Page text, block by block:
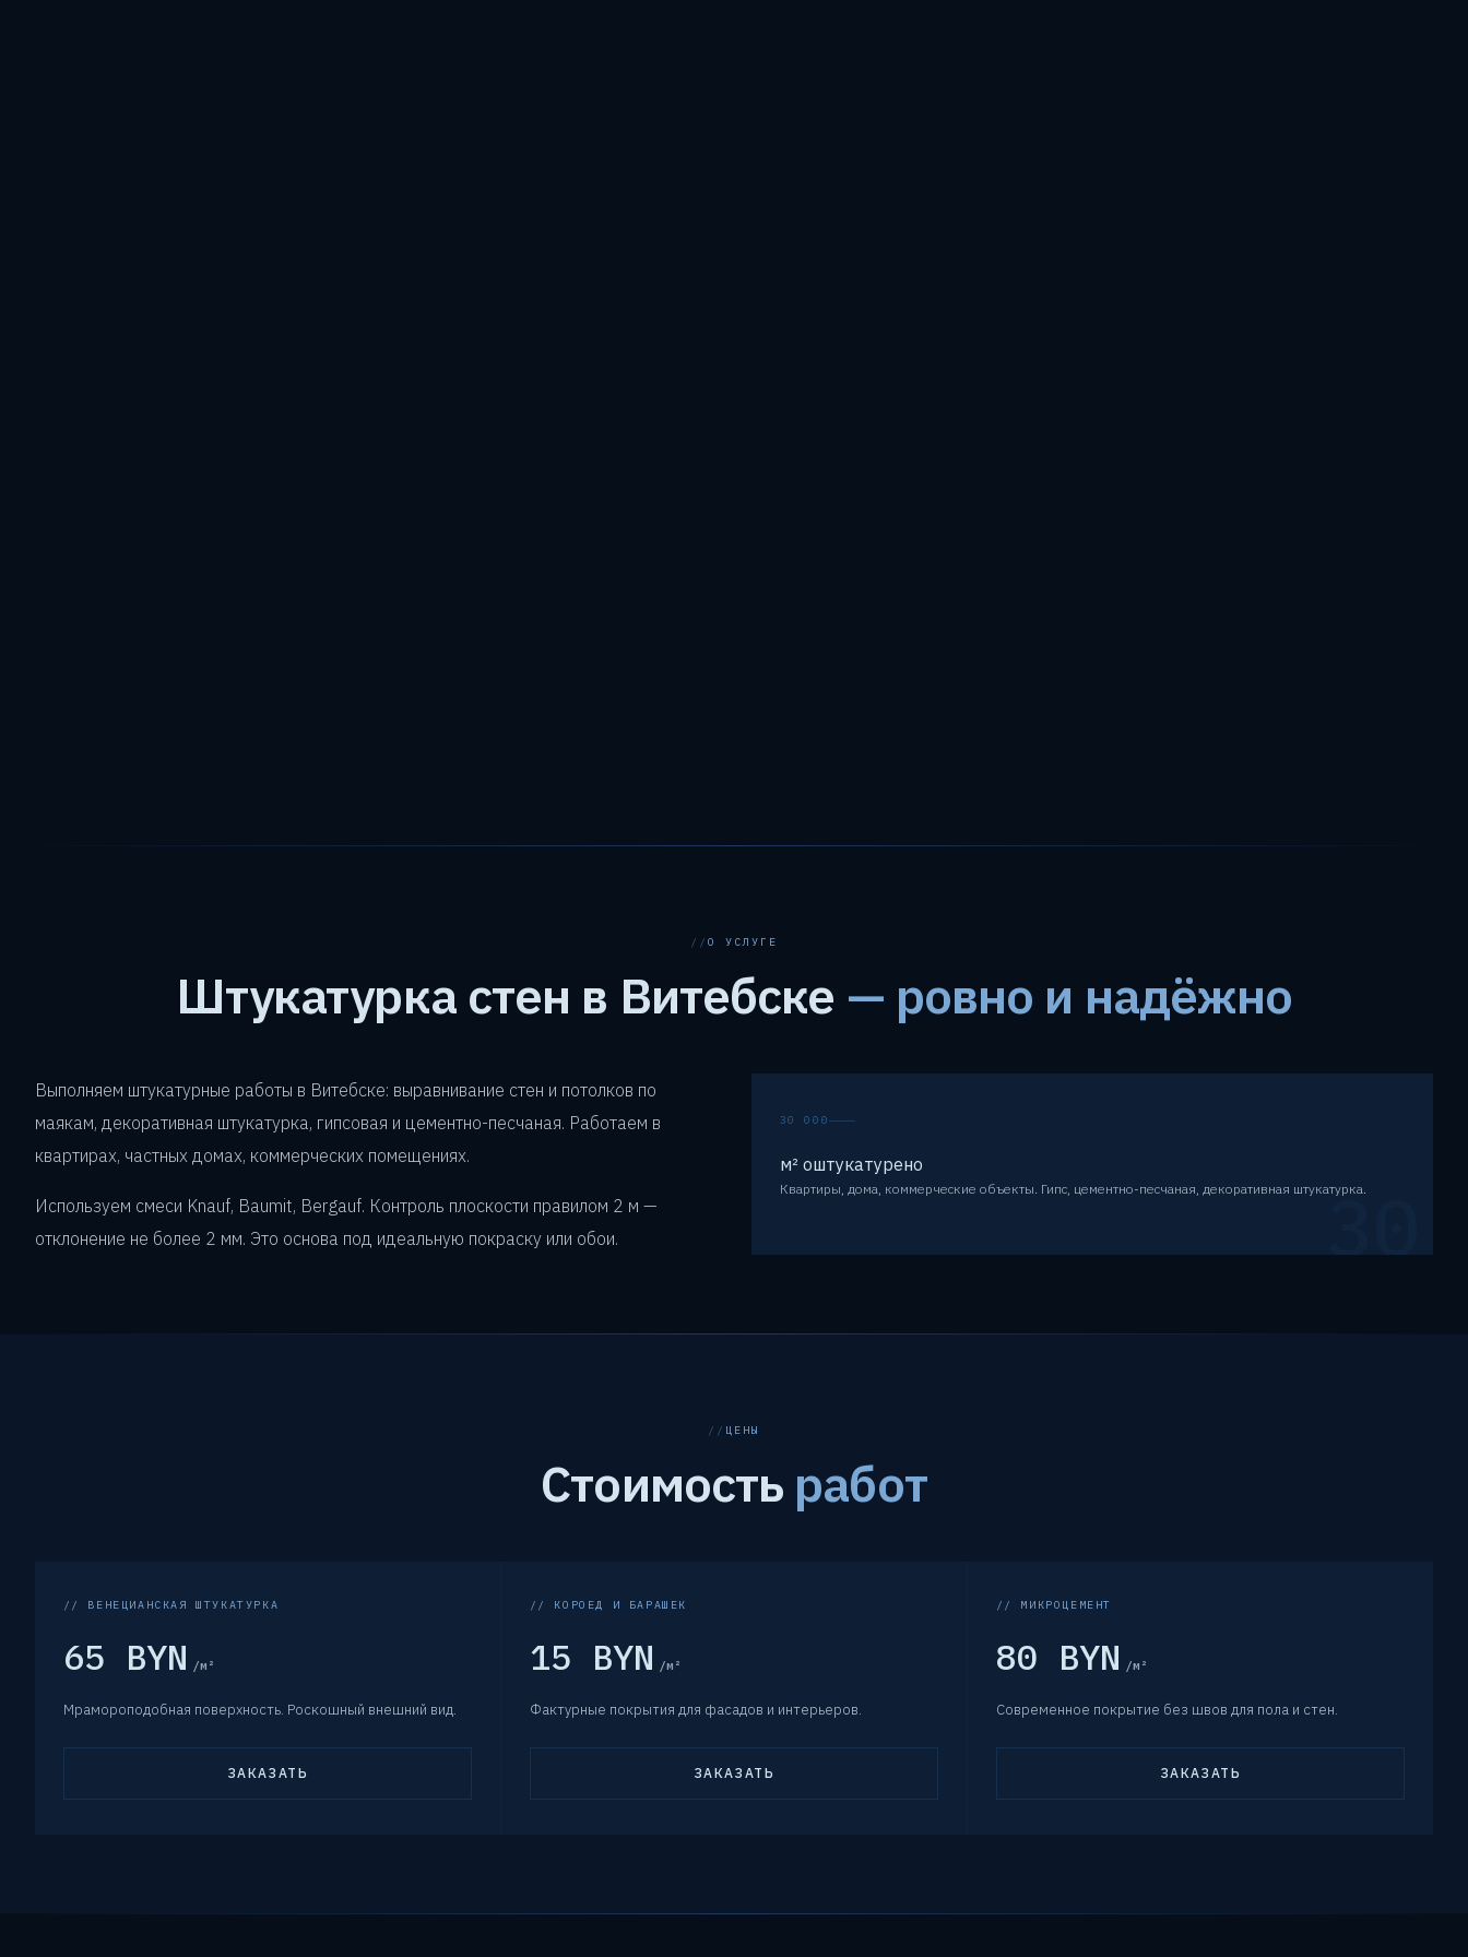
О УСЛУГЕ
Штукатурка стен в Витебске — ровно и надёжно
Выполняем штукатурные работы в Витебске: выравнивание стен и потолков по
маякам, декоративная штукатурка, гипсовая и цементно-песчаная. Работаем в
квартирах, частных домах, коммерческих помещениях.
Используем смеси Knauf, Baumit, Bergauf. Контроль плоскости правилом 2 м —
отклонение не более 2 мм. Это основа под идеальную покраску или обои.
30
30 000
м² оштукатурено
Квартиры, дома, коммерческие объекты. Гипс, цементно-песчаная, декоративная штукатурка.
ЦЕНЫ
Стоимость работ
// ВЕНЕЦИАНСКАЯ ШТУКАТУРКА
65 BYN /м²
Мрамороподобная поверхность. Роскошный внешний вид.
ЗАКАЗАТЬ
// КОРОЕД И БАРАШЕК
15 BYN /м²
Фактурные покрытия для фасадов и интерьеров.
ЗАКАЗАТЬ
// МИКРОЦЕМЕНТ
80 BYN /м²
Современное покрытие без швов для пола и стен.
ЗАКАЗАТЬ